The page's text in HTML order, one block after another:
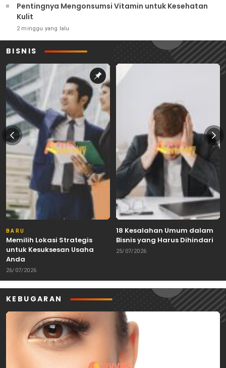
Pentingnya Mengonsumsi Vitamin untuk Kesehatan
Kulit
2 minggu yang lalu
BISNIS
BARU
Memilih Lokasi Strategis
untuk Kesuksesan Usaha
Anda
26/07/2026
18 Kesalahan Umum dalam
Bisnis yang Harus Dihindari
25/07/2026
KEBUGARAN